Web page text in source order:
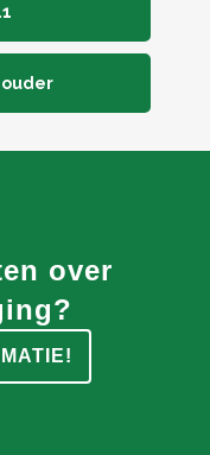
ouder
over